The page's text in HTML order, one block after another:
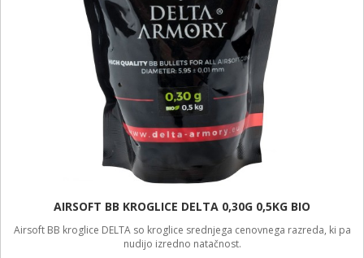
AIRSOFT BB KROGLICE DELTA 0,30G 0,5KG BIO
Airsoft BB kroglice DELTA so kroglice srednjega cenovnega razreda, ki pa
nudijo izredno natačnost.